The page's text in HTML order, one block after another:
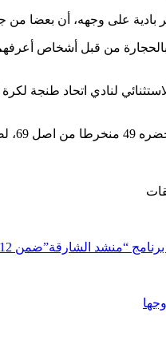
بادية على وجهه، أن بعضا
من قبل أشخاص أعرفهم
لنادي اتحاد طنجة
منذ سنة 2012.
“منشد الشارقة”ضمن 12 منشدا